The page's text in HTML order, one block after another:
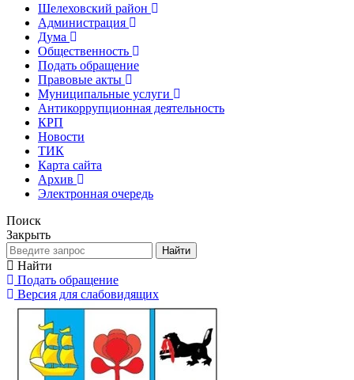
Шелеховский район
Администрация
Дума
Общественность
Подать обращение
Правовые акты
Муниципальные услуги
Антикоррупционная деятельность
КРП
Новости
ТИК
Карта сайта
Архив
Электронная очередь
Поиск
Закрыть
Найти
Найти
Подать обращение
Версия для слабовидящих